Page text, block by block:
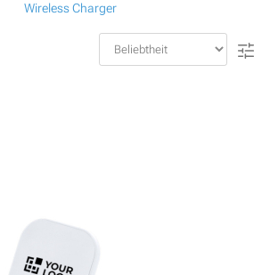
Wireless Charger